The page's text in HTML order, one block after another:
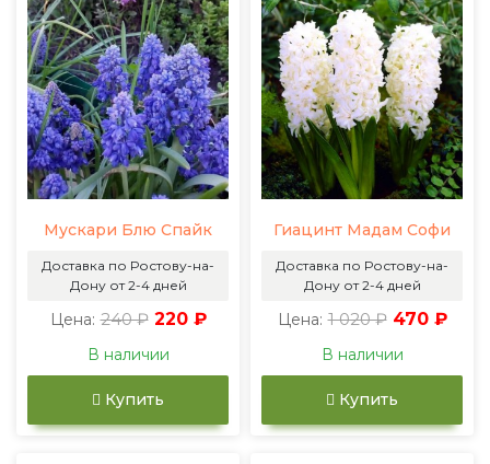
Мускари Блю Спайк
Доставка по Ростову-на-
Дону от 2-4 дней
Цена: 240 ₽ 220 ₽
В наличии
Купить
Гиацинт Мадам Софи
Доставка по Ростову-на-
Дону от 2-4 дней
Цена: 1 020 ₽ 470 ₽
В наличии
Купить